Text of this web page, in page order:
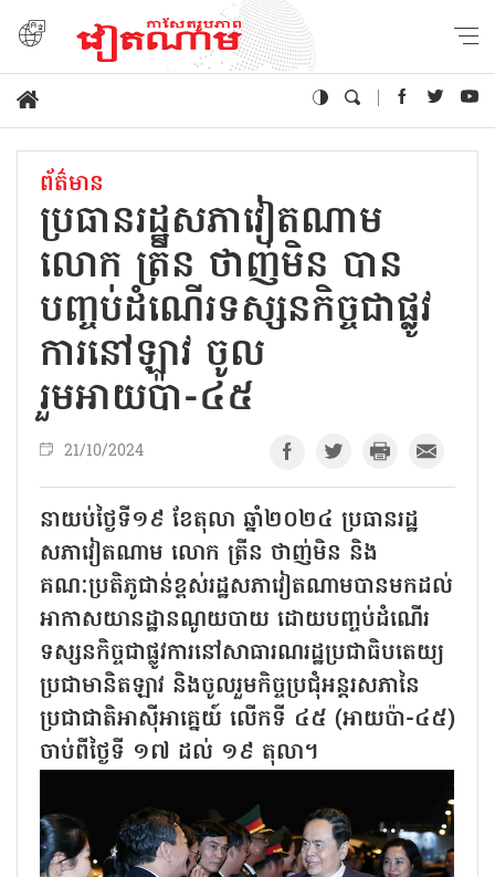
ព័ត៌មាន
ប្រធានរដ្ឋសភាវៀតណាម
លោក ត្រីន ថាញ់មិន បាន
បញ្ចប់ដំណើរទស្សនកិច្ចជាផ្លូវ
ការនៅឡាវ ចូល
រួមអាយប៉ា-៤៥
21/10/2024
នាយប់ថ្ងៃទី១៩ ខែតុលា ឆ្នាំ២០២៤ ប្រធានរដ្ឋ
សភាវៀតណាម លោក ត្រីន ថាញ់មិន និង
គណៈប្រតិភូជាន់ខ្ពស់រដ្ឋសភាវៀតណាមបានមកដល់
អាកាសយានដ្ឋានណូយបាយ ដោយបញ្ចប់ដំណើរ
ទស្សនកិច្ចជាផ្លូវការនៅសាធារណរដ្ឋប្រជាធិបតេយ្យ
ប្រជាមានិតឡាវ និងចូលរួមកិច្ចប្រជុំអន្តរសភានៃ
ប្រជាជាតិអាស៊ីអាគ្នេយ៍ លើកទី ៤៥ (អាយប៉ា-៤៥)
ចាប់ពីថ្ងៃទី ១៧ ដល់ ១៩ តុលា។